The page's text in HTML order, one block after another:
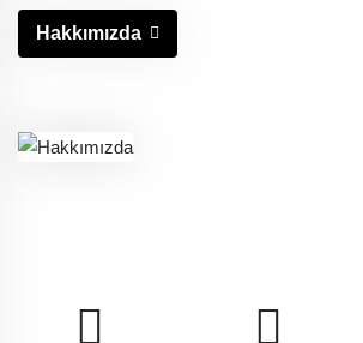
Hakkımızda